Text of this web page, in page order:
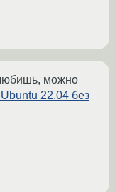
можно
22.04 без